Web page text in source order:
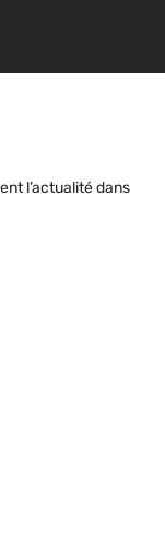
l’actualité dans